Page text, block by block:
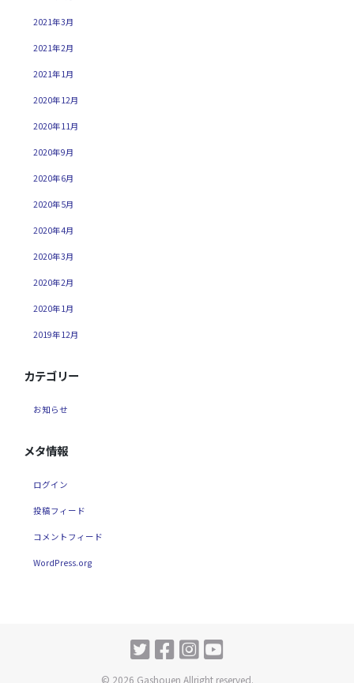
2021年3月
2021年2月
2021年1月
2020年12月
2020年11月
2020年9月
2020年6月
2020年5月
2020年4月
2020年3月
2020年2月
2020年1月
2019年12月
カテゴリー
お知らせ
メタ情報
ログイン
投稿フィード
コメントフィード
WordPress.org
© 2026 Gashouen Allright reserved.